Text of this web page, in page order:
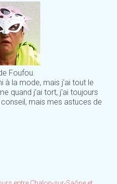
Foufou.
à la mode, mais j'ai tout le
quand j'ai tort, j'ai toujours
mais mes astuces de